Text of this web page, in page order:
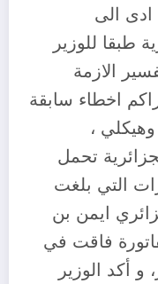
ادى الى
طبقا للوزير
الازمة
اخطاء سابقة
،
تحمل
التي بلغت
ايمن بن
فاقت في
و أكد الوزير